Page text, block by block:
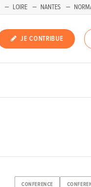
LOIRE NANTES
JE CONTRIBUE
CONFERENCE